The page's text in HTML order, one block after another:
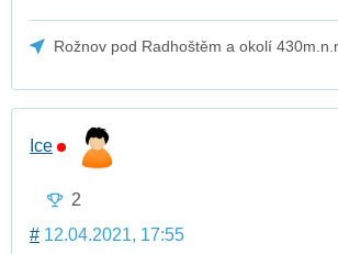
Rožnov pod Radhoštěm a okolí
Ice
2
# 12.04.2021, 17:55